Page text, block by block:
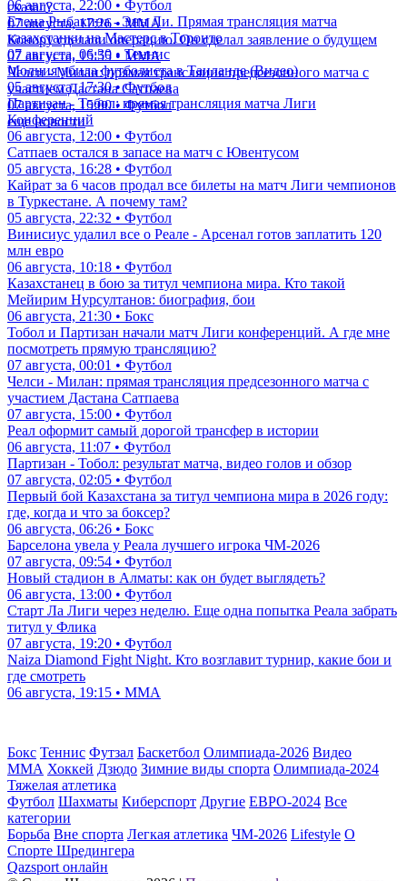
сказал?
07 августа, 17:26 • ММА
Конору сделали операцию. Он сделал заявление о будущем
07 августа, 15:55 • ММА
Челси - Милан: прямая трансляция предсезонного матча с
участием Дастана Сатпаева
07 августа, 15:00 • Футбол
еще новости
06 августа, 22:00 • Футбол
Елена Рыбакина - Энн Ли. Прямая трансляция матча
казахстанки на Мастерс в Торонто
07 августа, 06:30 • Теннис
Молния убила футболиста в Таиланде (Видео)
05 августа, 17:30 • Футбол
Партизан - Тобол: прямая трансляция матча Лиги
Конференций
06 августа, 12:00 • Футбол
Сатпаев остался в запасе на матч с Ювентусом
05 августа, 16:28 • Футбол
Кайрат за 6 часов продал все билеты на матч Лиги чемпионов
в Туркестане. А почему там?
05 августа, 22:32 • Футбол
Винисиус удалил все о Реале - Арсенал готов заплатить 120
млн евро
06 августа, 10:18 • Футбол
Казахстанец в бою за титул чемпиона мира. Кто такой
Мейирим Нурсултанов: биография, бои
06 августа, 21:30 • Бокс
Тобол и Партизан начали матч Лиги конференций. А где мне
посмотреть прямую трансляцию?
07 августа, 00:01 • Футбол
Челси - Милан: прямая трансляция предсезонного матча с
участием Дастана Сатпаева
07 августа, 15:00 • Футбол
Реал оформит самый дорогой трансфер в истории
06 августа, 11:07 • Футбол
Партизан - Тобол: результат матча, видео голов и обзор
07 августа, 02:05 • Футбол
Первый бой Казахстана за титул чемпиона мира в 2026 году:
где, когда и что за боксер?
06 августа, 06:26 • Бокс
Барселона увела у Реала лучшего игрока ЧМ-2026
07 августа, 09:54 • Футбол
Новый стадион в Алматы: как он будет выглядеть?
06 августа, 13:00 • Футбол
Старт Ла Лиги через неделю. Еще одна попытка Реала забрать
титул у Флика
07 августа, 19:20 • Футбол
Naiza Diamond Fight Night. Кто возглавит турнир, какие бои и
где смотреть
06 августа, 19:15 • ММА
Бокс Теннис Футзал Баскетбол Олимпиада-2026 Видео
ММА Хоккей Дзюдо Зимние виды спорта Олимпиада-2024
Тяжелая атлетика
Футбол Шахматы Киберспорт Другие ЕВРО-2024 Все
категории
Борьба Вне спорта Легкая атлетика ЧМ-2026 Lifestyle О
Спорте Шредингера
Qazsport онлайн